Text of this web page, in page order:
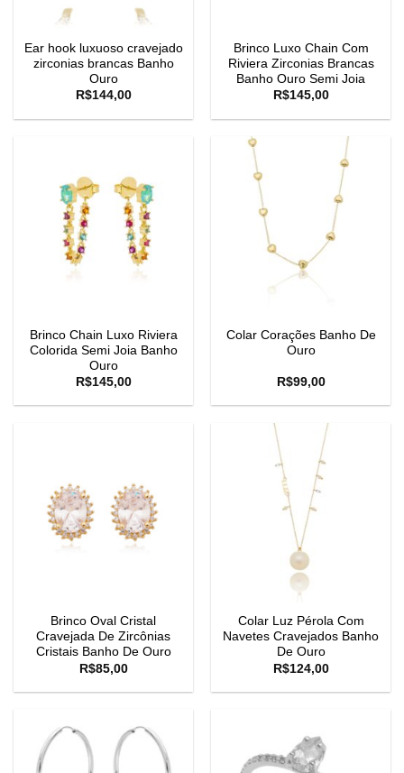
Ear hook luxuoso cravejado
zirconias brancas Banho
Ouro
R$144,00
Brinco Luxo Chain Com
Riviera Zirconias Brancas
Banho Ouro Semi Joia
R$145,00
Brinco Chain Luxo Riviera
Colorida Semi Joia Banho
Ouro
R$145,00
Colar Corações Banho De
Ouro
R$99,00
Brinco Oval Cristal
Cravejada De Zircônias
Cristais Banho De Ouro
R$85,00
Colar Luz Pérola Com
Navetes Cravejados Banho
De Ouro
R$124,00